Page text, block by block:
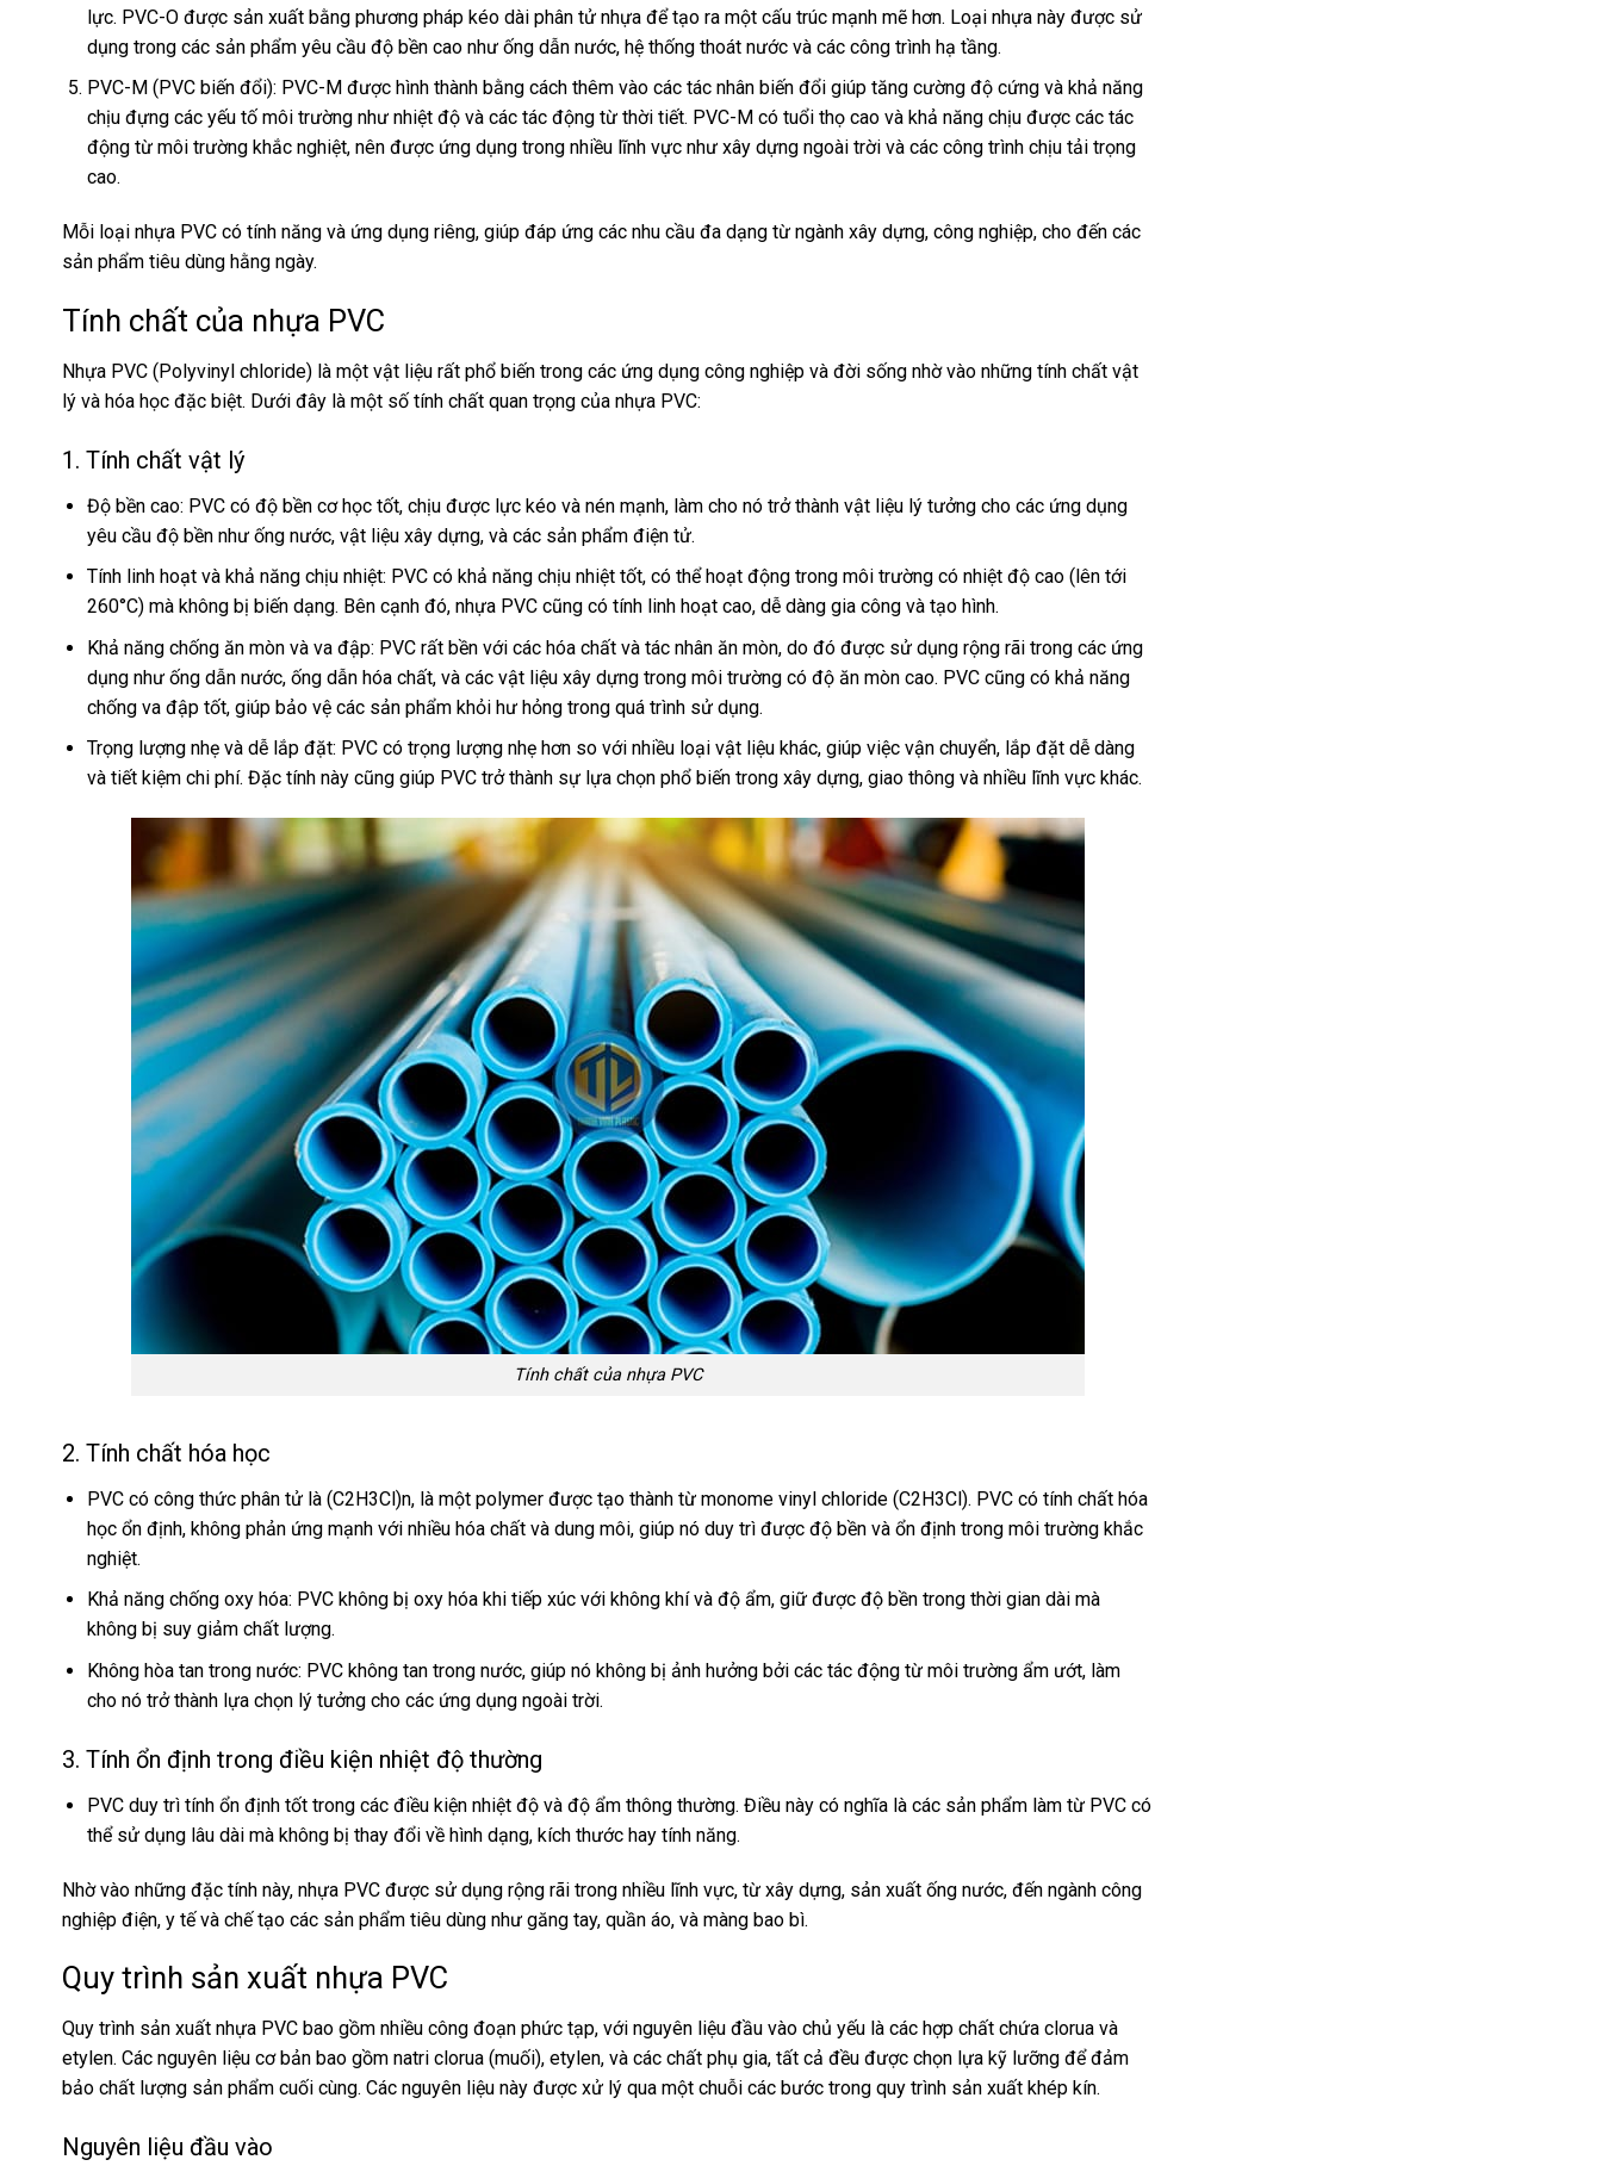
lực. PVC-O được sản xuất bằng phương pháp kéo dài phân tử nhựa để tạo ra một cấu trúc mạnh mẽ hơn. Loại nhựa này được sử
dụng trong các sản phẩm yêu cầu độ bền cao như ống dẫn nước, hệ thống thoát nước và các công trình hạ tầng.
PVC-M (PVC biến đổi): PVC-M được hình thành bằng cách thêm vào các tác nhân biến đổi giúp tăng cường độ cứng và khả năng
chịu đựng các yếu tố môi trường như nhiệt độ và các tác động từ thời tiết. PVC-M có tuổi thọ cao và khả năng chịu được các tác
động từ môi trường khắc nghiệt, nên được ứng dụng trong nhiều lĩnh vực như xây dựng ngoài trời và các công trình chịu tải trọng
cao.
Mỗi loại nhựa PVC có tính năng và ứng dụng riêng, giúp đáp ứng các nhu cầu đa dạng từ ngành xây dựng, công nghiệp, cho đến các
sản phẩm tiêu dùng hằng ngày.
Tính chất của nhựa PVC
Nhựa PVC (Polyvinyl chloride) là một vật liệu rất phổ biến trong các ứng dụng công nghiệp và đời sống nhờ vào những tính chất vật
lý và hóa học đặc biệt. Dưới đây là một số tính chất quan trọng của nhựa PVC:
1. Tính chất vật lý
Độ bền cao: PVC có độ bền cơ học tốt, chịu được lực kéo và nén mạnh, làm cho nó trở thành vật liệu lý tưởng cho các ứng dụng
yêu cầu độ bền như ống nước, vật liệu xây dựng, và các sản phẩm điện tử.
Tính linh hoạt và khả năng chịu nhiệt: PVC có khả năng chịu nhiệt tốt, có thể hoạt động trong môi trường có nhiệt độ cao (lên tới
260°C) mà không bị biến dạng. Bên cạnh đó, nhựa PVC cũng có tính linh hoạt cao, dễ dàng gia công và tạo hình.
Khả năng chống ăn mòn và va đập: PVC rất bền với các hóa chất và tác nhân ăn mòn, do đó được sử dụng rộng rãi trong các ứng
dụng như ống dẫn nước, ống dẫn hóa chất, và các vật liệu xây dựng trong môi trường có độ ăn mòn cao. PVC cũng có khả năng
chống va đập tốt, giúp bảo vệ các sản phẩm khỏi hư hỏng trong quá trình sử dụng.
Trọng lượng nhẹ và dễ lắp đặt: PVC có trọng lượng nhẹ hơn so với nhiều loại vật liệu khác, giúp việc vận chuyển, lắp đặt dễ dàng
và tiết kiệm chi phí. Đặc tính này cũng giúp PVC trở thành sự lựa chọn phổ biến trong xây dựng, giao thông và nhiều lĩnh vực khác.
Tính chất của nhựa PVC
2. Tính chất hóa học
PVC có công thức phân tử là (C2H3Cl)n, là một polymer được tạo thành từ monome vinyl chloride (C2H3Cl). PVC có tính chất hóa
học ổn định, không phản ứng mạnh với nhiều hóa chất và dung môi, giúp nó duy trì được độ bền và ổn định trong môi trường khắc
nghiệt.
Khả năng chống oxy hóa: PVC không bị oxy hóa khi tiếp xúc với không khí và độ ẩm, giữ được độ bền trong thời gian dài mà
không bị suy giảm chất lượng.
Không hòa tan trong nước: PVC không tan trong nước, giúp nó không bị ảnh hưởng bởi các tác động từ môi trường ẩm ướt, làm
cho nó trở thành lựa chọn lý tưởng cho các ứng dụng ngoài trời.
3. Tính ổn định trong điều kiện nhiệt độ thường
PVC duy trì tính ổn định tốt trong các điều kiện nhiệt độ và độ ẩm thông thường. Điều này có nghĩa là các sản phẩm làm từ PVC có
thể sử dụng lâu dài mà không bị thay đổi về hình dạng, kích thước hay tính năng.
Nhờ vào những đặc tính này, nhựa PVC được sử dụng rộng rãi trong nhiều lĩnh vực, từ xây dựng, sản xuất ống nước, đến ngành công
nghiệp điện, y tế và chế tạo các sản phẩm tiêu dùng như găng tay, quần áo, và màng bao bì.
Quy trình sản xuất nhựa PVC
Quy trình sản xuất nhựa PVC bao gồm nhiều công đoạn phức tạp, với nguyên liệu đầu vào chủ yếu là các hợp chất chứa clorua và
etylen. Các nguyên liệu cơ bản bao gồm natri clorua (muối), etylen, và các chất phụ gia, tất cả đều được chọn lựa kỹ lưỡng để đảm
bảo chất lượng sản phẩm cuối cùng. Các nguyên liệu này được xử lý qua một chuỗi các bước trong quy trình sản xuất khép kín.
Nguyên liệu đầu vào